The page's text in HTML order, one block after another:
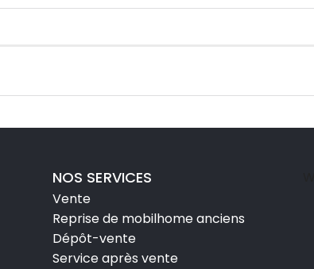
NOS SERVICES
Vente
Reprise de mobilhome anciens
Dépôt-vente
Service après vente